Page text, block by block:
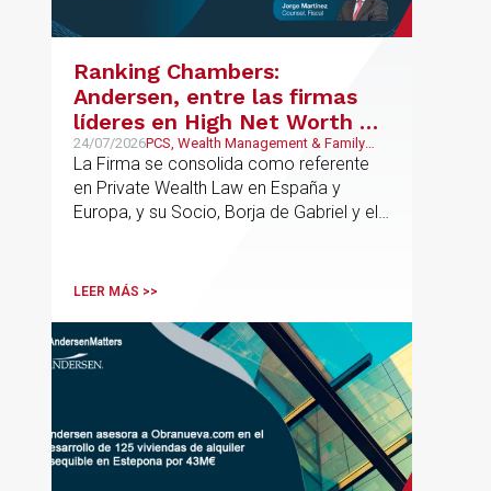
integrar el análisis jurídico, urbanístico y
contractual de los activos, anticipar
todas las fases de la operación.
Ranking Chambers:
Andersen, entre las firmas
líderes en High Net Worth en
España y Europa
24/07/2026PCS, Wealth Management & Family
Business
La Firma se consolida como referente
en Private Wealth Law en España y
Europa, y su Socio, Borja de Gabriel y el
profesionales clave del sector.
LEER MÁS >>